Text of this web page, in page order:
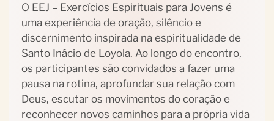
O EEJ – Exercícios Espirituais para Jovens é
uma experiência de oração, silêncio e
discernimento inspirada na espiritualidade de
Santo Inácio de Loyola. Ao longo do encontro,
os participantes são convidados a fazer uma
pausa na rotina, aprofundar sua relação com
Deus, escutar os movimentos do coração e
reconhecer novos caminhos para a própria vida